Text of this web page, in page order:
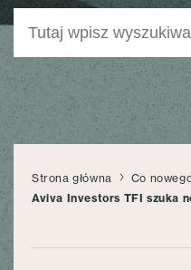
Strona główna
Co
Aviva Investors TFI szuka